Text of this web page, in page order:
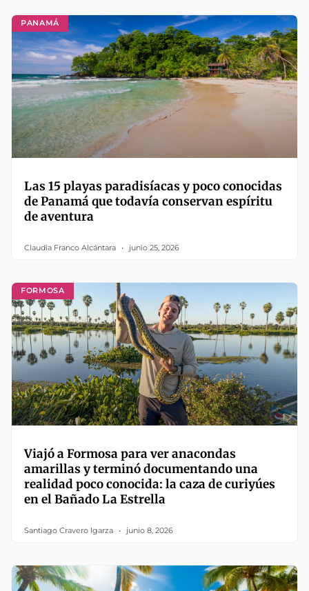
PANAMÁ
Las 15 playas paradisíacas y poco conocidas
de Panamá que todavía conservan espíritu
de aventura
Claudia Franco Alcántara junio 25, 2026
FORMOSA
Viajó a Formosa para ver anacondas
amarillas y terminó documentando una
realidad poco conocida: la caza de curiyúes
en el Bañado La Estrella
Santiago Cravero Igarza junio 8, 2026